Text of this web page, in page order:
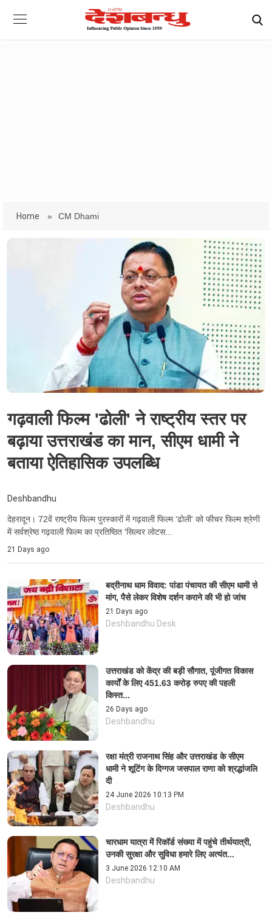
Home » CM Dhami
गढ़वाली फिल्म 'ढोली' ने राष्ट्रीय स्तर पर
बढ़ाया उत्तराखंड का मान, सीएम धामी ने
बताया ऐतिहासिक उपलब्धि
Deshbandhu
देहरादून। 72वें राष्ट्रीय फिल्म पुरस्कारों में गढ़वाली फिल्म 'ढोली' को फीचर फिल्म श्रेणी
में सर्वश्रेष्ठ गढ़वाली फिल्म का प्रतिष्ठित 'सिल्वर लोटस...
21 Days ago
बद्रीनाथ धाम विवाद: पांडा पंचायत की सीएम धामी से
मांग, पैसे लेकर विशेष दर्शन कराने की भी हो जांच
21 Days ago
Deshbandhu Desk
उत्तराखंड को केंद्र की बड़ी सौगात, पूंजीगत विकास
कार्यों के लिए 451.63 करोड़ रुपए की पहली
किस्त...
26 Days ago
Deshbandhu
रक्षा मंत्री राजनाथ सिंह और उत्तराखंड के सीएम
धामी ने शूटिंग के दिग्गज जसपाल राणा को श्रद्धांजलि
दी
24 June 2026 10:13 PM
Deshbandhu
चारधाम यात्रा में रिकॉर्ड संख्या में पहुंचे तीर्थयात्री,
उनकी सुरक्षा और सुविधा हमारे लिए अत्यंत...
3 June 2026 12:10 AM
Deshbandhu